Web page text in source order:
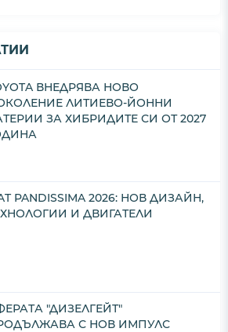
ВНЕДРЯВА НОВО
ЛИТИЕВО-ЙОННИ
ЗА ХИБРИДИТЕ СИ ОТ 2027
PANDISSIMA 2026: НОВ ДИЗАЙН,
И ДВИГАТЕЛИ
"ДИЗЕЛГЕЙТ"
С НОВ ИМПУЛС